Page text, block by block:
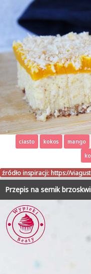
ciasto kokos mango
źródło inspiracji: https://
Przepis na sernik